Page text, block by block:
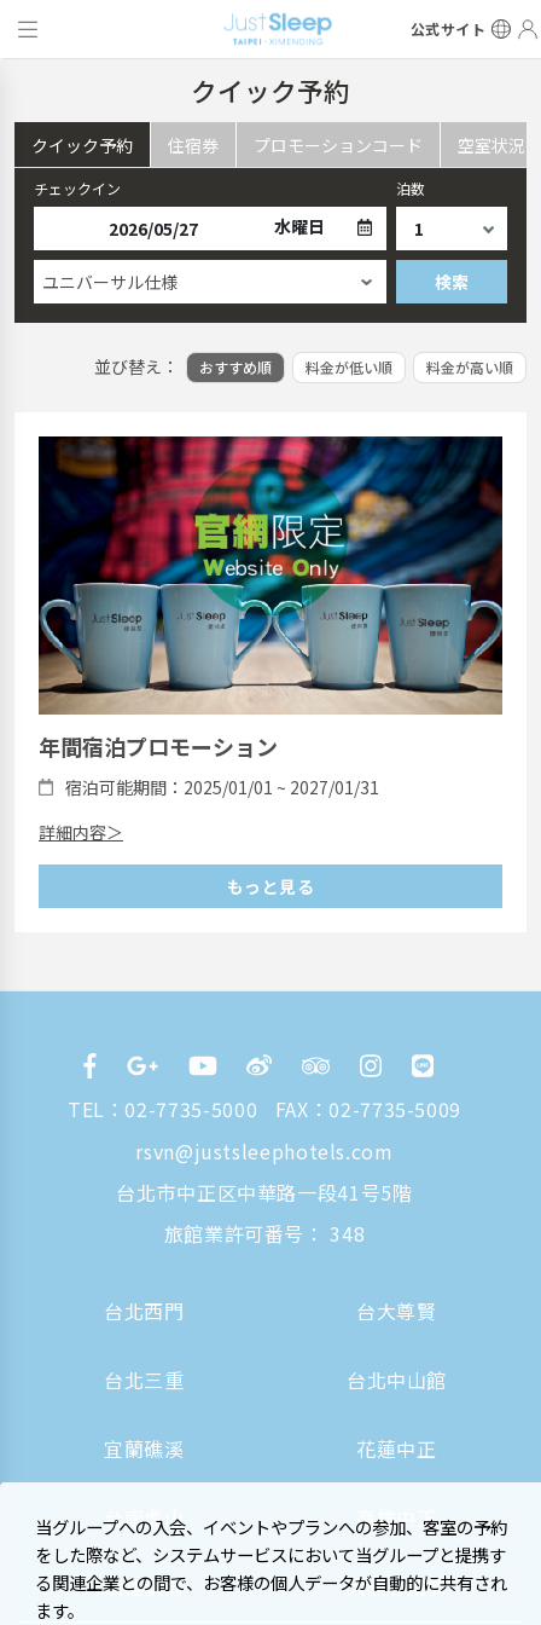
公式サイト
クイック予約
クイック予約 住宿券 プロモーションコード 空室状況
チェックイン
水曜日
泊数
ユニバーサル仕様 検索
並び替え： おすすめ順 料金が低い順 料金が高い順
年間宿泊プロモーション
宿泊可能期間：2025/01/01 ~ 2027/01/31
詳細内容＞
もっと見る
TEL： 02-7735-5000
FAX：02-7735-5009
rsvn@justsleephotels.com
台北市中正区中華路一段41号5階
旅館業許可番号： 348
台北西門 台大尊賢
台北三重 台北中山館
宜蘭礁溪 花蓮中正
台南虎山 高雄中正
高雄駅前 大阪心斎橋
当グループへの入会、イベントやプランへの参加、客室の予約
をした際など、システムサービスにおいて当グループと提携す
る関連企業との間で、お客様の個人データが自動的に共有され
ます。